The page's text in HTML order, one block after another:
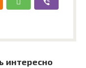
интересно